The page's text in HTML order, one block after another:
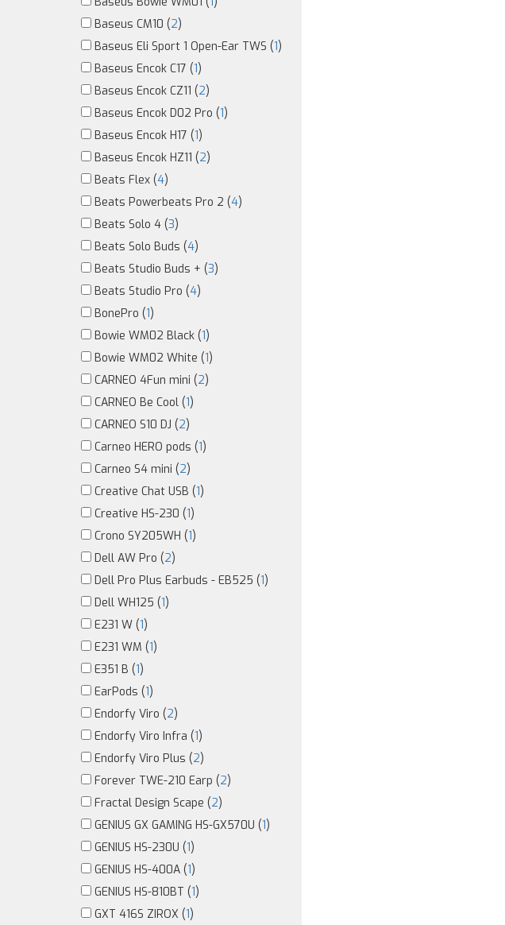
Baseus CM10 (2)
Baseus Eli Sport 1 Open-Ear TWS (1)
Baseus Encok C17 (1)
Baseus Encok CZ11 (2)
Baseus Encok D02 Pro (1)
Baseus Encok H17 (1)
Baseus Encok HZ11 (2)
Beats Flex (4)
Beats Powerbeats Pro 2 (4)
Beats Solo 4 (3)
Beats Solo Buds (4)
Beats Studio Buds + (3)
Beats Studio Pro (4)
BonePro (1)
Bowie WM02 Black (1)
Bowie WM02 White (1)
CARNEO 4Fun mini (2)
CARNEO Be Cool (1)
CARNEO S10 DJ (2)
Carneo HERO pods (1)
Carneo S4 mini (2)
Creative Chat USB (1)
Creative HS-230 (1)
Crono SY205WH (1)
Dell AW Pro (2)
Dell Pro Plus Earbuds - EB525 (1)
Dell WH125 (1)
E231 W (1)
E231 WM (1)
E351 B (1)
EarPods (1)
Endorfy Viro (2)
Endorfy Viro Infra (1)
Endorfy Viro Plus (2)
Forever TWE-210 Earp (2)
Fractal Design Scape (2)
GENIUS GX GAMING HS-GX570U (1)
GENIUS HS-230U (1)
GENIUS HS-400A (1)
GENIUS HS-810BT (1)
GXT 416S ZIROX (1)